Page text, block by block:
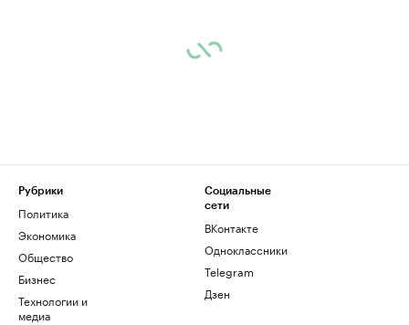
Рубрики
Политика
Экономика
Общество
Бизнес
Технологии и
медиа
Социальные
сети
ВКонтакте
Одноклассники
Telegram
Дзен